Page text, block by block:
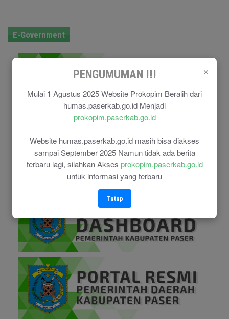
×
PENGUMUMAN !!!
Mulai 1 Agustus 2025 Website Prokopim Beralih dari
humas.paserkab.go.id Menjadi
prokopim.paserkab.go.id
Website humas.paserkab.go.id masih bisa diakses
sampai September 2025 Namun tidak ada berita
terbaru lagi, silahkan Akses prokopim.paserkab.go.id
untuk informasi yang terbaru
Tutup
E-Government